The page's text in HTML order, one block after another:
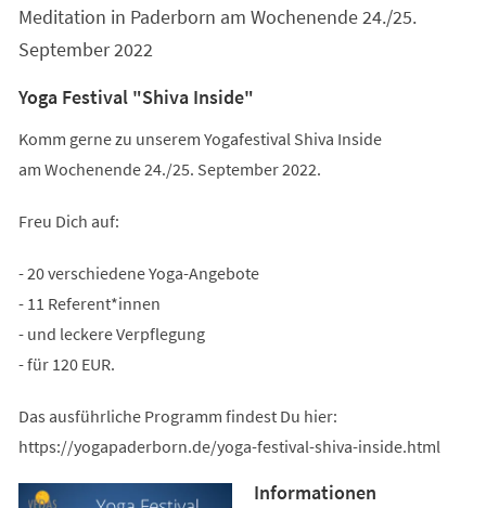
Meditation in Paderborn am Wochenende 24./25.
September 2022
Yoga Festival "Shiva Inside"
Komm gerne zu unserem Yogafestival Shiva Inside
am Wochenende 24./25. September 2022.
Freu Dich auf:
- 20 verschiedene Yoga-Angebote
- 11 Referent*innen
- und leckere Verpflegung
- für 120 EUR.
Das ausführliche Programm findest Du hier:
https://yogapaderborn.de/yoga-festival-shiva-inside.html
Informationen